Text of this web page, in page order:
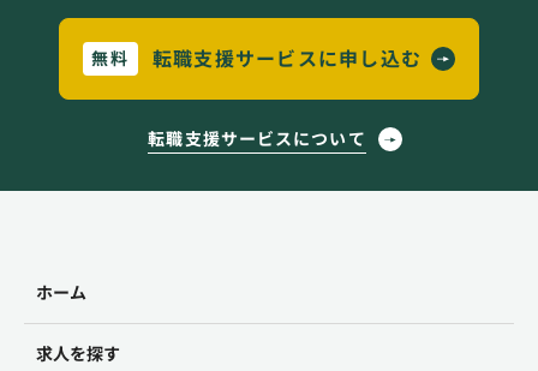
無料 転職支援サービスに申し込む
転職支援サービスについて
ホーム
求人を探す